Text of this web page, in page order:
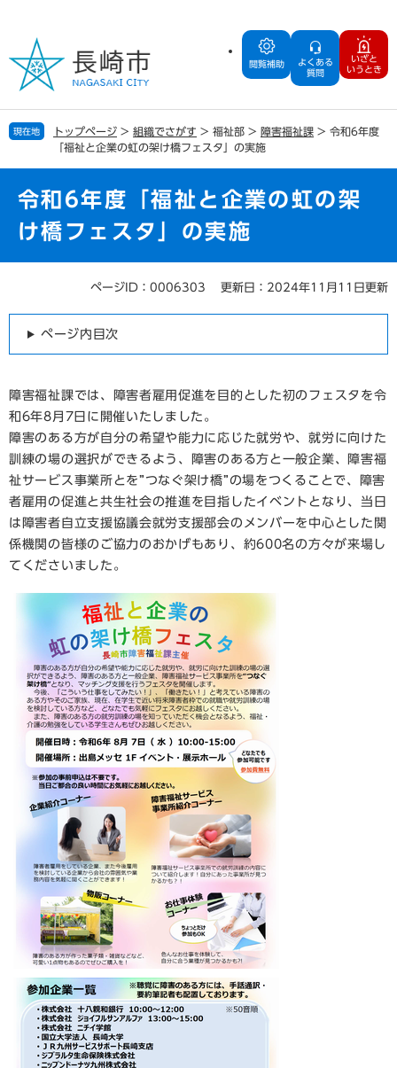
の
で
す
ー
ば
し
閲覧補助
よくある
質問
いざと
いうとき
現在地 トップページ > 組織でさがす > 福祉部 > 障害福祉課 > 令和6年度
「福祉と企業の虹の架け橋フェスタ」の実施
令和6年度「福祉と企業の虹の架
け橋フェスタ」の実施
ページID：0006303 更新日：2024年11月11日更新
ページ内目次
障害福祉課では、障害者雇用促進を目的とした初のフェスタを令
和6年8月7日に開催いたしました。
障害のある方が自分の希望や能力に応じた就労や、就労に向けた
訓練の場の選択ができるよう、障害のある方と一般企業、障害福
祉サービス事業所とを”つなぐ架け橋”の場をつくることで、障害
者雇用の促進と共生社会の推進を目指したイベントとなり、当日
は障害者自立支援協議会就労支援部会のメンバーを中心とした関
係機関の皆様のご協力のおかげもあり、約600名の方々が来場し
てくださいました。